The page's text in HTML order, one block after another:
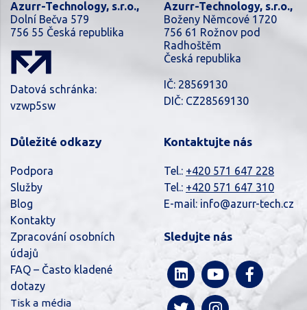
Azurr-Technology, s.r.o.,
Dolní Bečva 579
756 55 Česká republika
Datová schránka:
vzwp5sw
Azurr-Technology, s.r.o.,
Boženy Němcové 1720
756 61 Rožnov pod
Radhoštěm
Česká republika
IČ: 28569130
DIČ: CZ28569130
Důležité odkazy
Podpora
Služby
Blog
Kontakty
Zpracování osobních
údajů
FAQ – Často kladené
dotazy
Tisk a média
Kontaktujte nás
Tel.: +420 571 647 228
Tel.: +420 571 647 310
E-mail: info@azurr-tech.cz
Sledujte nás